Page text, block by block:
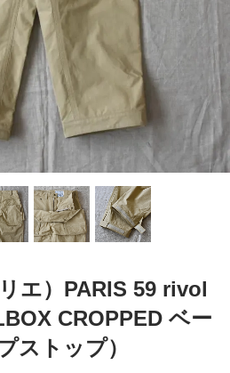
エ）PARIS 59 rivol
CROPPED ベー
ストップ）